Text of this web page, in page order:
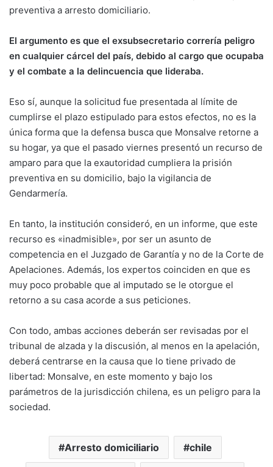
preventiva a arresto domiciliario.
El argumento es que el exsubsecretario correría peligro
en cualquier cárcel del país, debido al cargo que ocupaba
y el combate a la delincuencia que lideraba.
Eso sí, aunque la solicitud fue presentada al límite de
cumplirse el plazo estipulado para estos efectos, no es la
única forma que la defensa busca que Monsalve retorne a
su hogar, ya que el pasado viernes presentó un recurso de
amparo para que la exautoridad cumpliera la prisión
preventiva en su domicilio, bajo la vigilancia de
Gendarmería.
En tanto, la institución consideró, en un informe, que este
recurso es «inadmisible», por ser un asunto de
competencia en el Juzgado de Garantía y no de la Corte de
Apelaciones. Además, los expertos coinciden en que es
muy poco probable que al imputado se le otorgue el
retorno a su casa acorde a sus peticiones.
Con todo, ambas acciones deberán ser revisadas por el
tribunal de alzada y la discusión, al menos en la apelación,
deberá centrarse en la causa que lo tiene privado de
libertad: Monsalve, en este momento y bajo los
parámetros de la jurisdicción chilena, es un peligro para la
sociedad.
Arresto domiciliario chile